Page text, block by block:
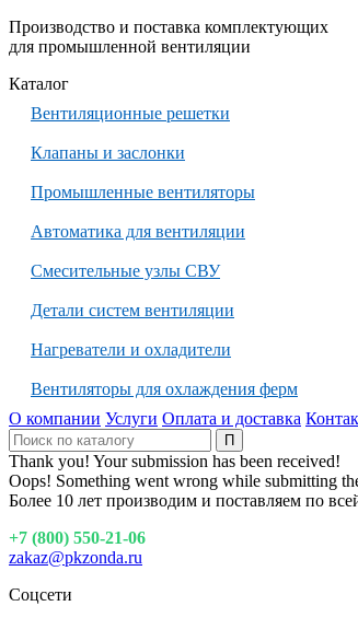
Производство и поставка комплектующих
для промышленной вентиляции
Каталог
Вентиляционные решетки
Клапаны и заслонки
Промышленные вентиляторы
Автоматика для вентиляции
Смесительные узлы СВУ
Детали систем вентиляции
Нагреватели и охладители
Вентиляторы для охлаждения ферм
О компании Услуги Оплата и доставка
Thank you! Your submission has been received!
Oops! Something went wrong while submitting
Более 10 лет производим и поставляем по
+7 (800) 550-21-06
zakaz@pkzonda.ru
Соцсети